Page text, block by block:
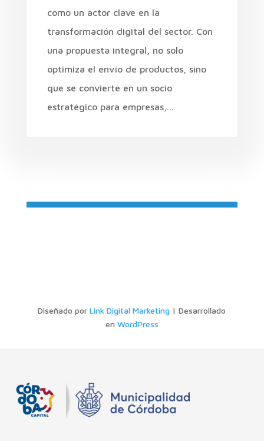
como un actor clave en la
transformación digital del sector. Con
una propuesta integral, no solo
optimiza el envío de productos, sino
que se convierte en un socio
estratégico para empresas,...
Diseñado porLink Digital Marketing | Desarrollado
en WordPress